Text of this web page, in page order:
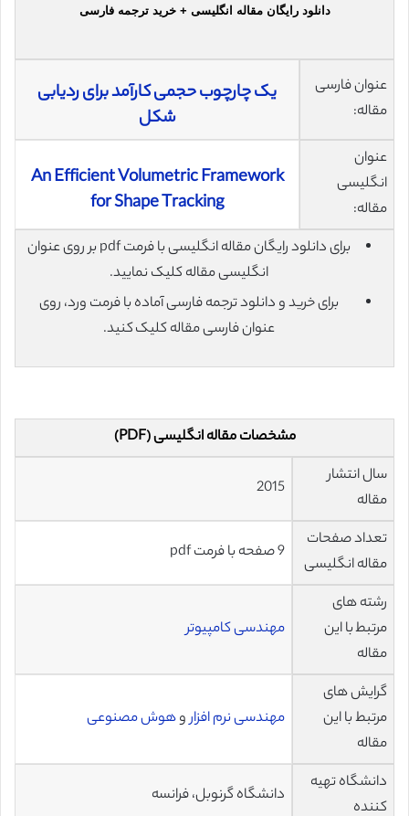
دانلود رایگان مقاله انگلیسی + خرید ترجمه فارسی
عنوان فارسی
مقاله:
یک چارچوب حجمی کارآمد برای ردیابی
شکل
عنوان
انگلیسی
مقاله:
An Efficient Volumetric Framework
for Shape Tracking
برای دانلود رایگان مقاله انگلیسی با فرمت pdf بر روی عنوان
انگلیسی مقاله کلیک نمایید.
برای خرید و دانلود ترجمه فارسی آماده با فرمت ورد، روی
عنوان فارسی مقاله کلیک کنید.
مشخصات مقاله انگلیسی (PDF)
سال انتشار
مقاله
2015
تعداد صفحات
مقاله انگلیسی
9 صفحه با فرمت pdf
رشته های
مرتبط با این
مقاله
مهندسی کامپیوتر
گرایش های
مرتبط با این
مقاله
مهندسی نرم افزاروهوش مصنوعی
دانشگاه تهیه
کننده
دانشگاه گرنوبل، فرانسه